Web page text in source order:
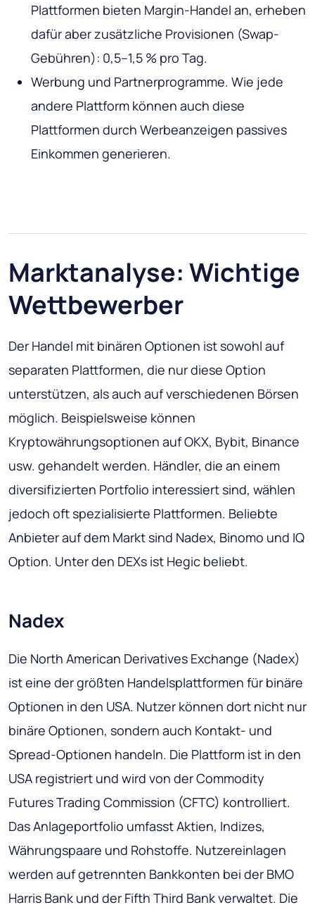
Plattformen bieten Margin-Handel an, erheben
dafür aber zusätzliche Provisionen (Swap-
Gebühren): 0,5–1,5 % pro Tag.
Werbung und Partnerprogramme. Wie jede
andere Plattform können auch diese
Plattformen durch Werbeanzeigen passives
Einkommen generieren.
Marktanalyse: Wichtige
Wettbewerber
Der Handel mit binären Optionen ist sowohl auf
separaten Plattformen, die nur diese Option
unterstützen, als auch auf verschiedenen Börsen
möglich. Beispielsweise können
Kryptowährungsoptionen auf OKX, Bybit, Binance
usw. gehandelt werden. Händler, die an einem
diversifizierten Portfolio interessiert sind, wählen
jedoch oft spezialisierte Plattformen. Beliebte
Anbieter auf dem Markt sind Nadex, Binomo und IQ
Option. Unter den DEXs ist Hegic beliebt.
Nadex
Die North American Derivatives Exchange (Nadex)
ist eine der größten Handelsplattformen für binäre
Optionen in den USA. Nutzer können dort nicht nur
binäre Optionen, sondern auch Kontakt- und
Spread-Optionen handeln. Die Plattform ist in den
USA registriert und wird von der Commodity
Futures Trading Commission (CFTC) kontrolliert.
Das Anlageportfolio umfasst Aktien, Indizes,
Währungspaare und Rohstoffe. Nutzereinlagen
werden auf getrennten Bankkonten bei der BMO
Harris Bank und der Fifth Third Bank verwaltet. Die